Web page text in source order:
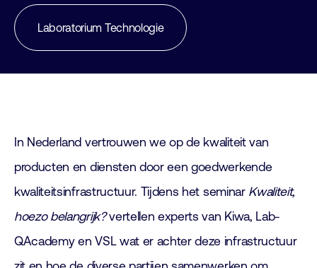
Laboratorium Technologie
In Nederland vertrouwen we op de kwaliteit van
producten en diensten door een goedwerkende
kwaliteitsinfrastructuur. Tijdens het seminar Kwaliteit,
hoezo belangrijk?vertellen experts van Kiwa, Lab-
QAcademy en VSL wat er achter deze infrastructuur